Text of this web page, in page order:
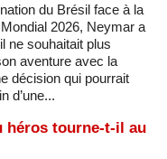
du Brésil face à la
2026, Neymar a
ne souhaitait plus
aventure avec la
décision qui pourrait
d’une...
héros tourne-t-il au